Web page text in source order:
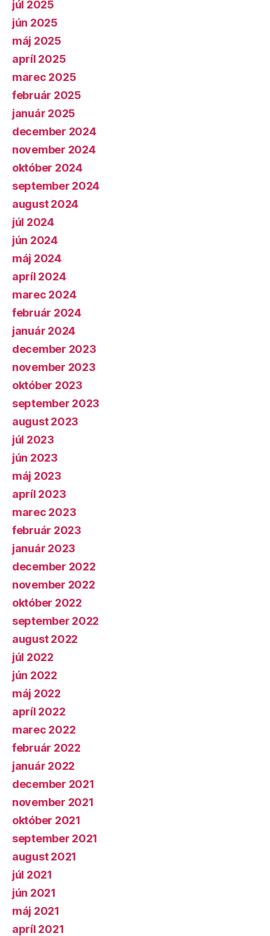
júl 2025
jún 2025
máj 2025
apríl 2025
marec 2025
február 2025
január 2025
december 2024
november 2024
október 2024
september 2024
august 2024
júl 2024
jún 2024
máj 2024
apríl 2024
marec 2024
február 2024
január 2024
december 2023
november 2023
október 2023
september 2023
august 2023
júl 2023
jún 2023
máj 2023
apríl 2023
marec 2023
február 2023
január 2023
december 2022
november 2022
október 2022
september 2022
august 2022
júl 2022
jún 2022
máj 2022
apríl 2022
marec 2022
február 2022
január 2022
december 2021
november 2021
október 2021
september 2021
august 2021
júl 2021
jún 2021
máj 2021
apríl 2021